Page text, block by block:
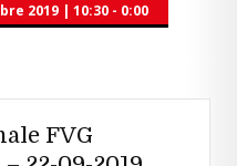
2019 | 10:30 - 0:00
FVG